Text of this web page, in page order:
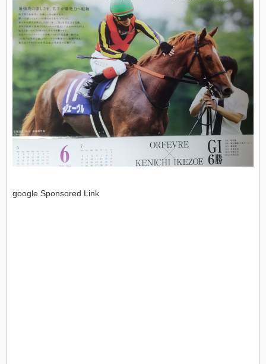
...
google Sponsored Link